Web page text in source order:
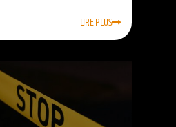
LIRE PLUS